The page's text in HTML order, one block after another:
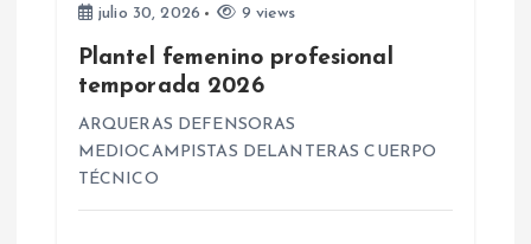
julio 30, 2026 9 views
Plantel femenino profesional
temporada 2026
ARQUERAS DEFENSORAS
MEDIOCAMPISTAS DELANTERAS CUERPO
TÉCNICO